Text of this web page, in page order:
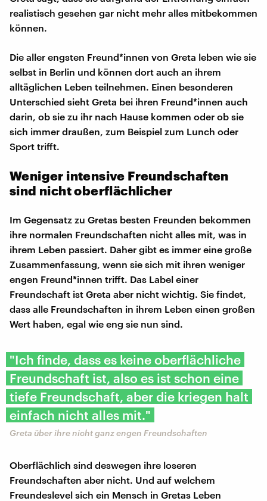
realistisch gesehen gar nicht mehr alles mitbekommen
können.
Die aller engsten Freund*innen von Greta leben wie sie
selbst in Berlin und können dort auch an ihrem
alltäglichen Leben teilnehmen. Einen besonderen
Unterschied sieht Greta bei ihren Freund*innen auch
darin, ob sie zu ihr nach Hause kommen oder ob sie
sich immer draußen, zum Beispiel zum Lunch oder
Sport trifft.
Weniger intensive Freundschaften
sind nicht oberflächlicher
Im Gegensatz zu Gretas besten Freunden bekommen
ihre normalen Freundschaften nicht alles mit, was in
ihrem Leben passiert. Daher gibt es immer eine große
Zusammenfassung, wenn sie sich mit ihren weniger
engen Freund*innen trifft. Das Label einer
Freundschaft ist Greta aber nicht wichtig. Sie findet,
dass alle Freundschaften in ihrem Leben einen großen
Wert haben, egal wie eng sie nun sind.
"Ich finde, dass es keine oberflächliche
Freundschaft ist, also es ist schon eine
tiefe Freundschaft, aber die kriegen halt
einfach nicht alles mit."
Greta über ihre nicht ganz engen Freundschaften
Oberflächlich sind deswegen ihre loseren
Freundschaften aber nicht. Und auf welchem
Freundeslevel sich ein Mensch in Gretas Leben